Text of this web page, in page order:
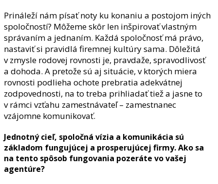
Prináleží nám písať noty ku konaniu a postojom iných
spoločností? Môžeme skôr len inšpirovať vlastným
správaním a jednaním. Každá spoločnosť má právo,
nastaviť si pravidlá firemnej kultúry sama. Dôležitá
v zmysle rodovej rovnosti je, pravdaže, spravodlivosť
a dohoda. A pretože sú aj situácie, v ktorých miera
rovnosti podlieha ochote prebratia adekvátnej
zodpovednosti, na to treba prihliadať tiež a jasne to
v rámci vzťahu zamestnávateľ – zamestnanec
vzájomne komunikovať.
Jednotný cieľ, spoločná vízia a komunikácia sú
základom fungujúcej a prosperujúcej firmy. Ako sa
na tento spôsob fungovania pozeráte vo vašej
agentúre?